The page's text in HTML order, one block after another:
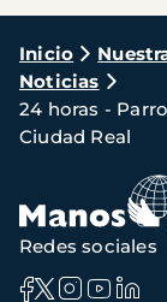
Ruta
de
Inicio
Noticias
24 horas -
Ciudad Real
Redes sociales